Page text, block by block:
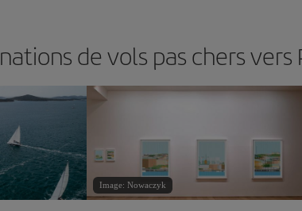
de vols pas chers
Image: Nowaczyk